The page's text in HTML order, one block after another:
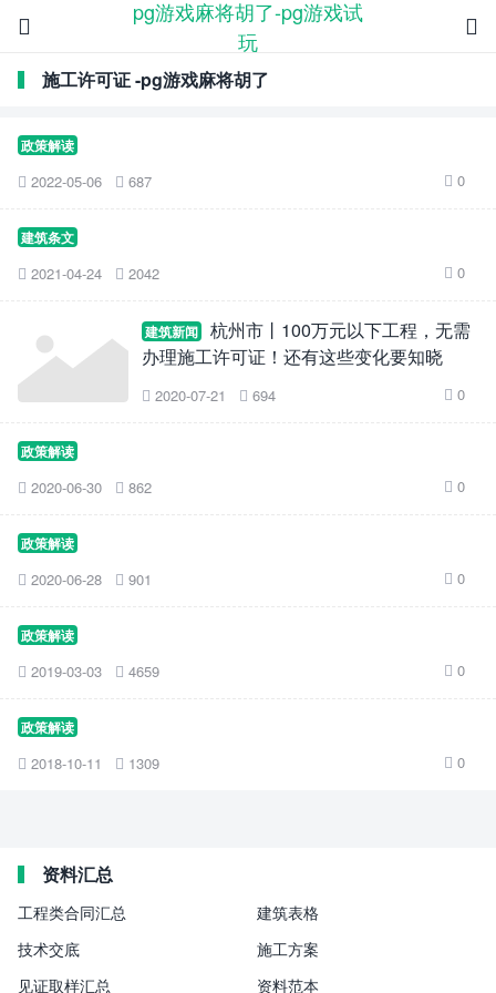
pg游戏麻将胡了-pg游戏试
玩


施工许可证 -pg游戏麻将胡了
政策解读
 2022-05-06  687  0
建筑条文
 2021-04-24  2042  0
建筑新闻
杭州市丨100万元以下工程，无需
办理施工许可证！还有这些变化要知晓
 2020-07-21  694  0
政策解读
 2020-06-30  862  0
政策解读
 2020-06-28  901  0
政策解读
 2019-03-03  4659  0
政策解读
 2018-10-11  1309  0
资料汇总
工程类合同汇总
建筑表格
技术交底
施工方案
见证取样汇总
资料范本